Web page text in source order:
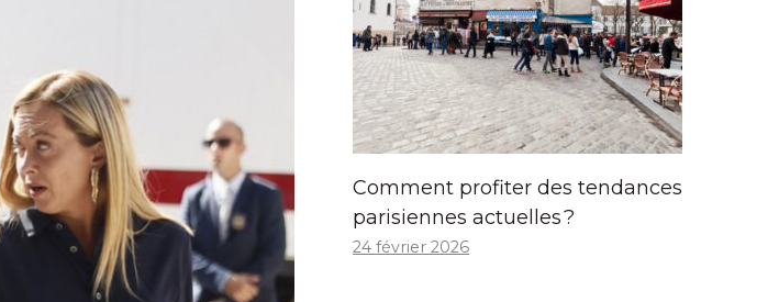
Comment profiter des tendances
parisiennes actuelles ?
24 février 2026